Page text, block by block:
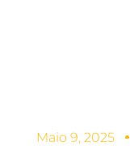
Maio 9, 2025